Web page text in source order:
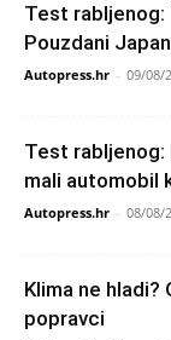
Test rabljenog:
Pouzdani
Autopress.hr - 09/08/
Test rabljenog:
mali automobil
Autopress.hr - 08/08/
Klima ne hladi?
popravci